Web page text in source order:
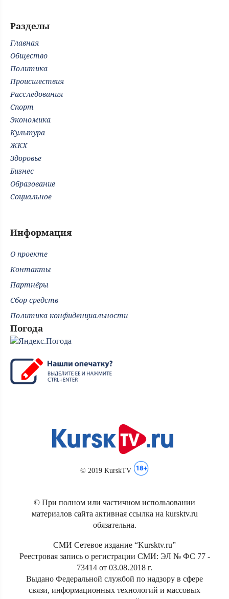
Разделы
Главная
Общество
Политика
Происшествия
Расследования
Спорт
Экономика
Культура
ЖКХ
Здоровье
Бизнес
Образование
Социальное
Информация
О проекте
Контакты
Партнёры
Сбор средств
Политика конфиденциальности
Погода
© 2019 KurskTV
© При полном или частичном использовании
материалов сайта активная ссылка на kursktv.ru
обязательна.
СМИ Сетевое издание “Kursktv.ru”
Реестровая запись о регистрации СМИ: ЭЛ № ФС 77 -
73414 от 03.08.2018 г.
Выдано Федеральной службой по надзору в сфере
связи, информационных технологий и массовых